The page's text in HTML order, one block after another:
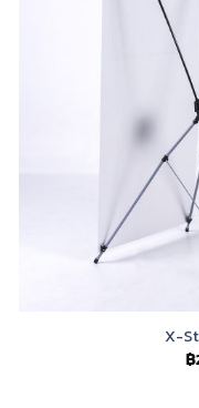
X-
฿